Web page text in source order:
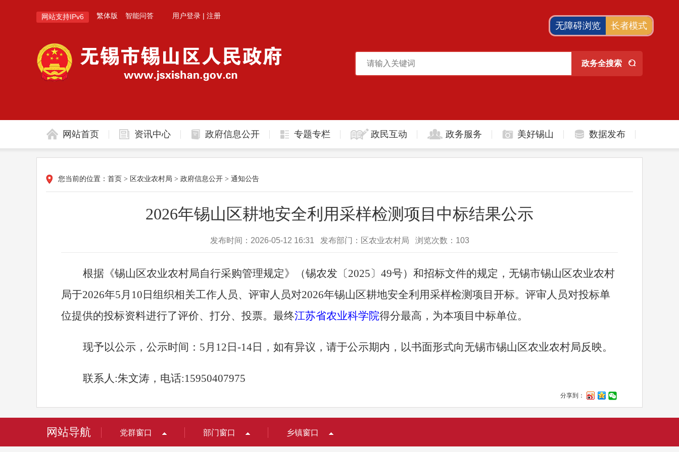
网站支持IPv6 繁体版 智能问答 用户登录 | 注册
网站首页 资讯中心 政府信息公开 专题专栏 政民互动 政务服务 美好锡山 数据发布
您当前的位置： 首页 > 区农业农村局 > 政府信息公开 > 通知公告
2026年锡山区耕地安全利用采样检测项目中标结果公示
发布时间：2026-05-12 16:31 发布部门：区农业农村局 浏览次数： 103
根据《锡山区农业农村局自行采购管理规定》 （锡农发〔2025〕 49号） 和招标文件的规定 ， 无锡市锡山区农业农村
局于2026年5月 10 日组织相关工作人员、 评审人员对2026年锡山区耕地安全利用采样检测项目开标。评审人员对投标单
位提供的投标资料进行了评价、打分、投票。最终江苏省农业科学院得分最高 ， 为本项目中标单位。
现予以公示，公示时间 ： 5月 12 日-14日，如有异议，请于公示期内，以书面形式向无锡市锡山区农业农村局反映。
联系人:朱文涛， 电话:15950407975
分享到：
网站导航 党群窗口 部门窗口 乡镇窗口
无障碍浏览 长者模式